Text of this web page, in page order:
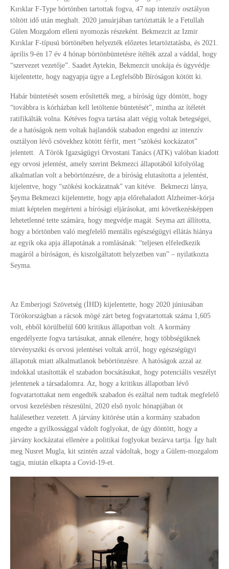
Kırıklar F-Type börtönben tartottak fogva, 47 nap intenzív osztályon
töltött idő után meghalt. 2020 januárjában tartóztatták le a Fetullah
Gülen Mozgalom elleni nyomozás részeként. Bekmezcit az Izmir
Kırıklar F-típusú börtönében helyezték előzetes letartóztatásba, és 2021.
április 9-én 17 év 4 hónap börtönbüntetésre ítélték azzal a váddal, hogy
“szervezet vezetője”. Saadet Aytekin, Bekmezcit unokája és ügyvédje
kijelentette, hogy nagyapja ügye a Legfelsőbb Bíróságon kötött ki.
Habár büntetését sosem erősítették meg, a bíróság úgy döntött, hogy
“továbbra is kórházban kell letöltenie büntetését”, mintha az ítéletét
ratifikálták volna. Kétéves fogva tartása alatt végig voltak betegségei,
de a hatóságok nem voltak hajlandók szabadon engedni az intenzív
osztályon lévő csövekhez kötött férfit, mert “szökési kockázatot”
jelentett. A Török Igazságügyi Orvostani Tanács (ATK) valóban kiadott
egy orvosi jelentést, amely szerint Bekmezci állapotából kifolyólag
alkalmatlan volt a bebörtönzésre, de a bíróság elutasította a jelentést,
kijelentve, hogy “szökési kockázatnak” van kitéve. Bekmeczi lánya,
Şeyma Bekmezci kijelentette, hogy apja előrehaladott Alzheimer-kórja
miatt képtelen megérteni a bírósági eljárásokat, ami következésképpen
lehetetlenné tette számára, hogy megvédje magát. Seyma azt állította,
hogy a börtönben való megfelelő mentális egészségügyi ellátás hiánya
az egyik oka apja állapotának a romlásának: “teljesen elfeledkezik
magáról a bíróságon, és kiszolgáltatott helyzetben van” – nyilatkozta
Seyma.
Az Emberjogi Szövetség (İHD) kijelentette, hogy 2020 júniusában
Törökországban a rácsok mögé zárt beteg fogvatartottak száma 1,605
volt, ebből körülbelül 600 kritikus állapotban volt. A kormány
engedélyezte fogva tartásukat, annak ellenére, hogy többségüknek
törvényszéki és orvosi jelentései voltak arról, hogy egészségügyi
állapotuk miatt alkalmatlanok bebörtönzésre. A hatóságok azzal az
indokkal utasították el szabadon bocsátásukat, hogy potenciális veszélyt
jelentenek a társadalomra. Az, hogy a kritikus állapotban lévő
fogvatartottakat nem engedték szabadon és ezáltal nem tudtak megfelelő
orvosi kezelésben részesülni, 2020 első nyolc hónapjában öt
halálesethez vezetett. A járvány kitörése után a kormány szabadon
engedte a gyilkossággal vádolt foglyokat, de úgy döntött, hogy a
járvány kockázatai ellenére a politikai foglyokat bezárva tartja. Így halt
meg Nusret Mugla, kit szintén azzal vádoltak, hogy a Gülem-mozgalom
tagja, miután elkapta a Covid-19-et.